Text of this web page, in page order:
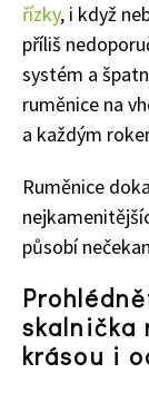
řízky, i když
příliš
systém a
ruměnice na
a každým
Ruměnice
působí
skalnička
krásou i